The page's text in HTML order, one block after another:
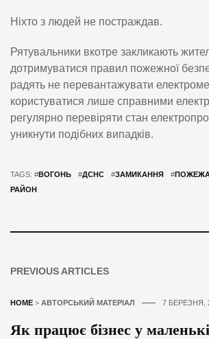
Ніхто з людей не постраждав.
Рятувальники вкотре закликають
дотримуватися правил пожежної
радять не перевантажувати
користуватися лише справними
регулярно перевіряти стан
уникнути подібних випадків.
TAGS: #ВОГОНЬ #ДСНС #ЗАМИКАННЯ #
РАЙОН
PREVIOUS ARTICLES
HOME > АВТОРСЬКИЙ МАТЕРІАЛ 7 БЕРЕЗНЯ,
Як працює бізнес у